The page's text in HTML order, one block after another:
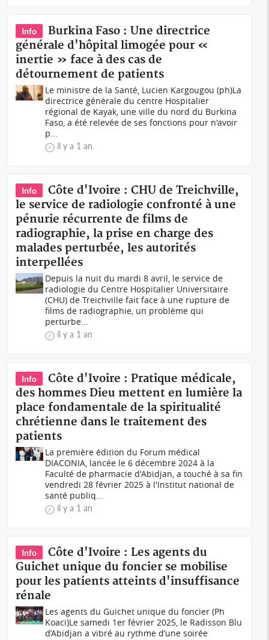
Info
Burkina Faso : Une directrice
générale d'hôpital limogée pour «
inertie » face à des cas de
détournement de patients
Le ministre de la Santé, Lucien Kargougou (ph)La
directrice générale du centre Hospitalier
régional de Kayak, une ville du nord du Burkina
Faso, a été relevée de ses fonctions pour n'avoir
p...
il y a 1 an
Info
Côte d'Ivoire : CHU de Treichville,
le service de radiologie confronté à une
pénurie récurrente de films de
radiographie, la prise en charge des
malades perturbée, les autorités
interpellées
Depuis la nuit du mardi 8 avril, le service de
radiologie du Centre Hospitalier Universitaire
(CHU) de Treichville fait face à une rupture de
films de radiographie, un problème qui
perturbe...
il y a 1 an
Info
Côte d'Ivoire : Pratique médicale,
des hommes Dieu mettent en lumière la
place fondamentale de la spiritualité
chrétienne dans le traitement des
patients
La première édition du Forum médical
DIACONIA, lancée le 6 décembre 2024 à la
Faculté de pharmacie d'Abidjan, a touché à sa fin
vendredi 28 février 2025 à l'Institut national de
santé publiq...
il y a 1 an
Info
Côte d'Ivoire : Les agents du
Guichet unique du foncier se mobilise
pour les patients atteints d'insuffisance
rénale
Les agents du Guichet unique du foncier (Ph
Koaci)Le samedi 1er février 2025, le Radisson Blu
d’Abidjan a vibré au rythme d’une soirée